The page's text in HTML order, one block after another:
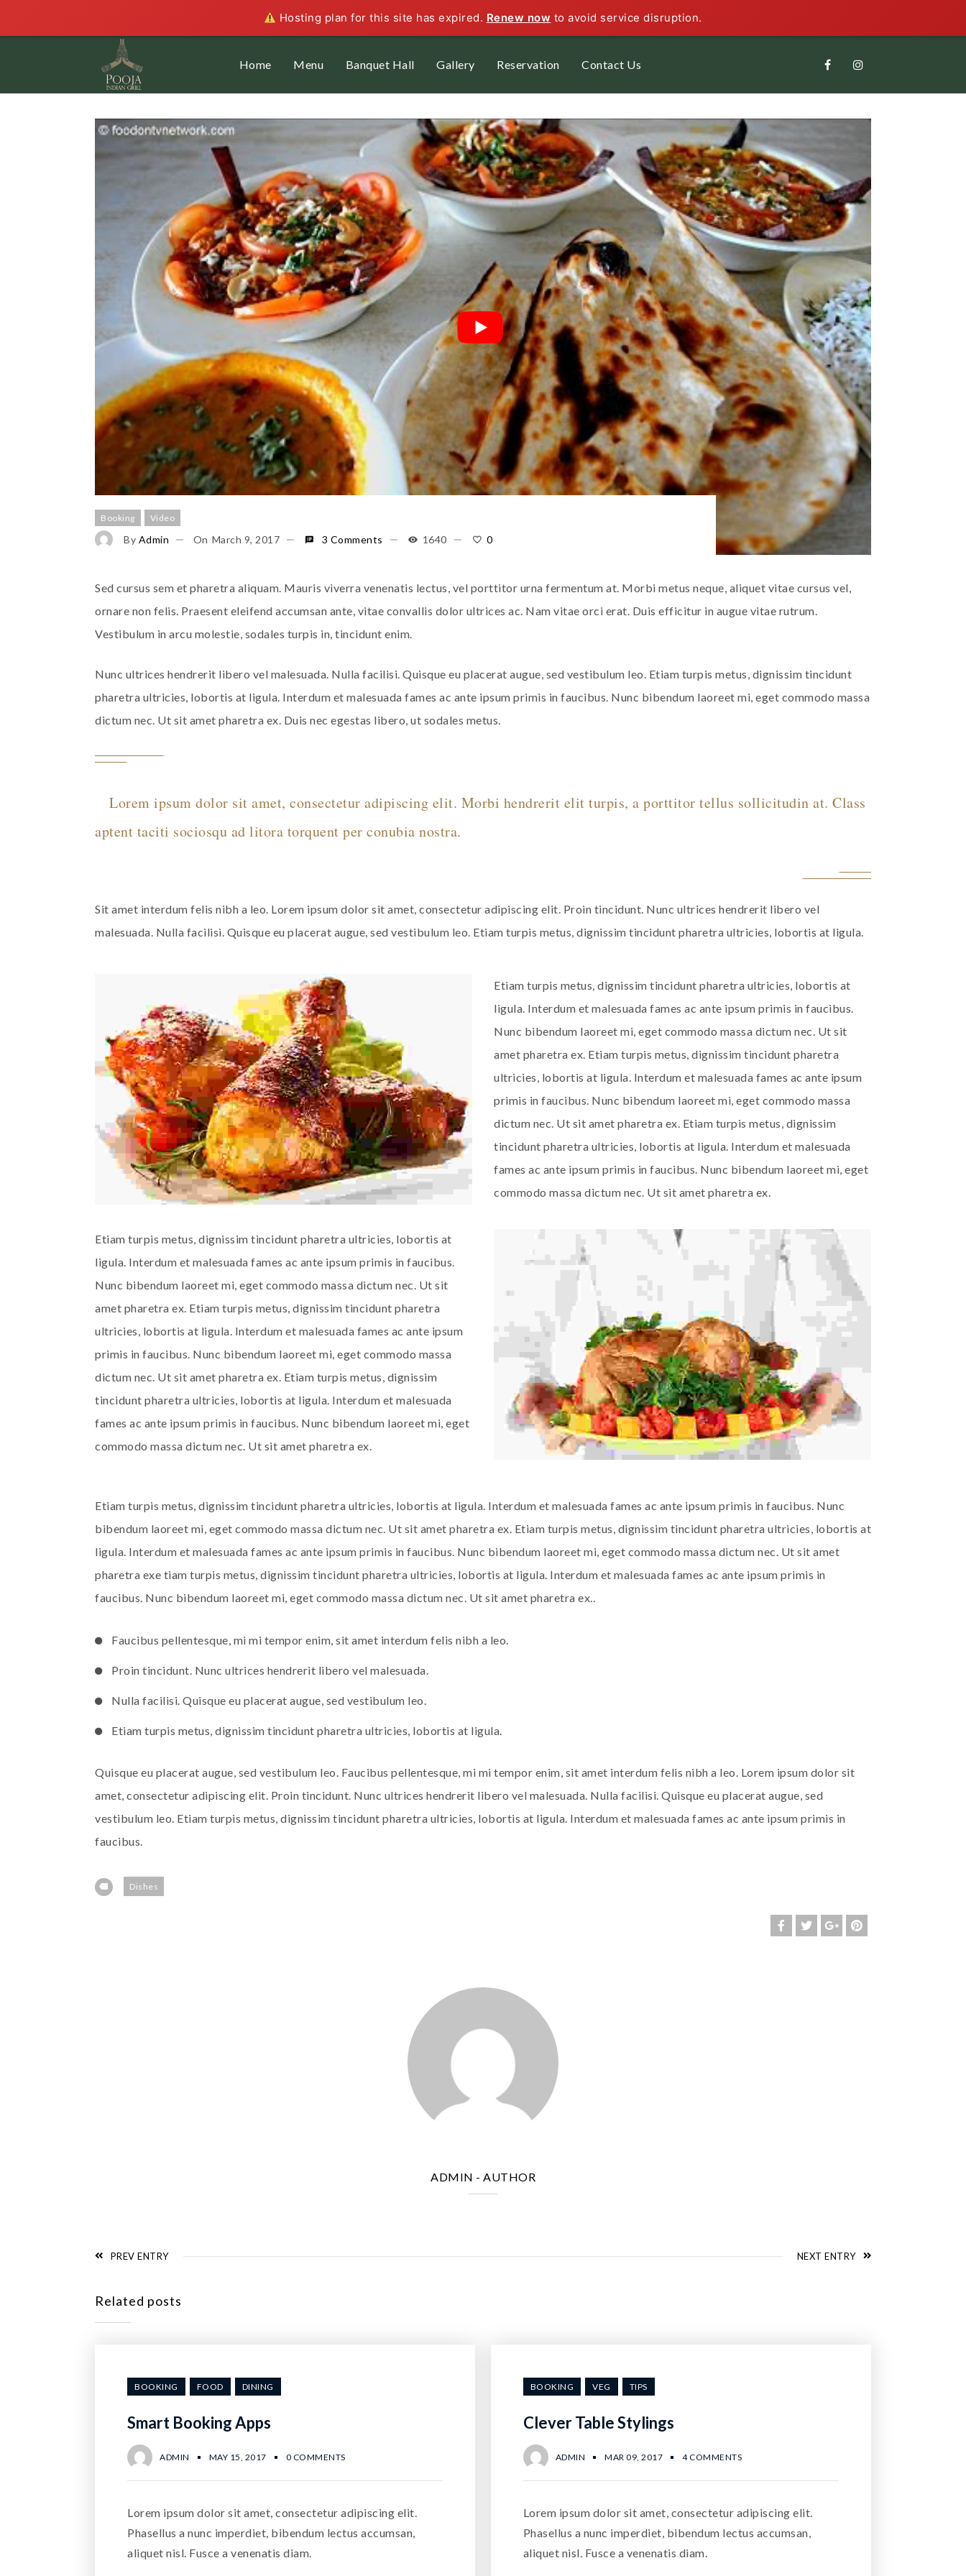
Hosting plan for this site has expired. Renew now to avoid service disruption.
Home Menu Banquet Hall Gallery Reservation Contact Us
Booking Video
By Admin On March 9, 2017 3 Comments 1640 0
Sed cursus sem et pharetra aliquam. Mauris viverra venenatis lectus, vel porttitor urna fermentum at. Morbi metus neque, aliquet vitae cursus vel,
ornare non felis. Praesent eleifend accumsan ante, vitae convallis dolor ultrices ac. Nam vitae orci erat. Duis efficitur in augue vitae rutrum.
Vestibulum in arcu molestie, sodales turpis in, tincidunt enim.
Nunc ultrices hendrerit libero vel malesuada. Nulla facilisi. Quisque eu placerat augue, sed vestibulum leo. Etiam turpis metus, dignissim tincidunt
pharetra ultricies, lobortis at ligula. Interdum et malesuada fames ac ante ipsum primis in faucibus. Nunc bibendum laoreet mi, eget commodo massa
dictum nec. Ut sit amet pharetra ex. Duis nec egestas libero, ut sodales metus.
Lorem ipsum dolor sit amet, consectetur adipiscing elit. Morbi hendrerit elit turpis, a porttitor tellus sollicitudin at. Class
aptent taciti sociosqu ad litora torquent per conubia nostra.
Sit amet interdum felis nibh a leo. Lorem ipsum dolor sit amet, consectetur adipiscing elit. Proin tincidunt. Nunc ultrices hendrerit libero vel
malesuada. Nulla facilisi. Quisque eu placerat augue, sed vestibulum leo. Etiam turpis metus, dignissim tincidunt pharetra ultricies, lobortis at ligula.
Etiam turpis metus, dignissim tincidunt pharetra ultricies, lobortis at
ligula. Interdum et malesuada fames ac ante ipsum primis in faucibus.
Nunc bibendum laoreet mi, eget commodo massa dictum nec. Ut sit
amet pharetra ex. Etiam turpis metus, dignissim tincidunt pharetra
ultricies, lobortis at ligula. Interdum et malesuada fames ac ante ipsum
primis in faucibus. Nunc bibendum laoreet mi, eget commodo massa
dictum nec. Ut sit amet pharetra ex. Etiam turpis metus, dignissim
tincidunt pharetra ultricies, lobortis at ligula. Interdum et malesuada
fames ac ante ipsum primis in faucibus. Nunc bibendum laoreet mi, eget
commodo massa dictum nec. Ut sit amet pharetra ex.
Etiam turpis metus, dignissim tincidunt pharetra ultricies, lobortis at
ligula. Interdum et malesuada fames ac ante ipsum primis in faucibus.
Nunc bibendum laoreet mi, eget commodo massa dictum nec. Ut sit
amet pharetra ex. Etiam turpis metus, dignissim tincidunt pharetra
ultricies, lobortis at ligula. Interdum et malesuada fames ac ante ipsum
primis in faucibus. Nunc bibendum laoreet mi, eget commodo massa
dictum nec. Ut sit amet pharetra ex. Etiam turpis metus, dignissim
tincidunt pharetra ultricies, lobortis at ligula. Interdum et malesuada
fames ac ante ipsum primis in faucibus. Nunc bibendum laoreet mi, eget
commodo massa dictum nec. Ut sit amet pharetra ex.
Etiam turpis metus, dignissim tincidunt pharetra ultricies, lobortis at ligula. Interdum et malesuada fames ac ante ipsum primis in faucibus. Nunc
bibendum laoreet mi, eget commodo massa dictum nec. Ut sit amet pharetra ex. Etiam turpis metus, dignissim tincidunt pharetra ultricies, lobortis at
ligula. Interdum et malesuada fames ac ante ipsum primis in faucibus. Nunc bibendum laoreet mi, eget commodo massa dictum nec. Ut sit amet
pharetra exe tiam turpis metus, dignissim tincidunt pharetra ultricies, lobortis at ligula. Interdum et malesuada fames ac ante ipsum primis in
faucibus. Nunc bibendum laoreet mi, eget commodo massa dictum nec. Ut sit amet pharetra ex..
Faucibus pellentesque, mi mi tempor enim, sit amet interdum felis nibh a leo.
Proin tincidunt. Nunc ultrices hendrerit libero vel malesuada.
Nulla facilisi. Quisque eu placerat augue, sed vestibulum leo.
Etiam turpis metus, dignissim tincidunt pharetra ultricies, lobortis at ligula.
Quisque eu placerat augue, sed vestibulum leo. Faucibus pellentesque, mi mi tempor enim, sit amet interdum felis nibh a leo. Lorem ipsum dolor sit
amet, consectetur adipiscing elit. Proin tincidunt. Nunc ultrices hendrerit libero vel malesuada. Nulla facilisi. Quisque eu placerat augue, sed
vestibulum leo. Etiam turpis metus, dignissim tincidunt pharetra ultricies, lobortis at ligula. Interdum et malesuada fames ac ante ipsum primis in
faucibus.
Dishes
ADMIN - AUTHOR
PREV ENTRY NEXT ENTRY
Related posts
BOOKING FOOD DINING
Smart Booking Apps
ADMIN MAY 15, 2017 0 COMMENTS
Lorem ipsum dolor sit amet, consectetur adipiscing elit.
Phasellus a nunc imperdiet, bibendum lectus accumsan,
aliquet nisl. Fusce a venenatis diam.
BOOKING VEG TIPS
Clever Table Stylings
ADMIN MAR 09, 2017 4 COMMENTS
Lorem ipsum dolor sit amet, consectetur adipiscing elit.
Phasellus a nunc imperdiet, bibendum lectus accumsan,
aliquet nisl. Fusce a venenatis diam.